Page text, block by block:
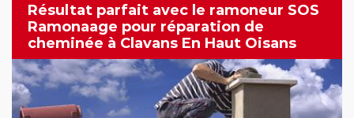
Résultat parfait avec le ramoneur SOS
Ramonaage pour réparation de
cheminée à Clavans En Haut Oisans